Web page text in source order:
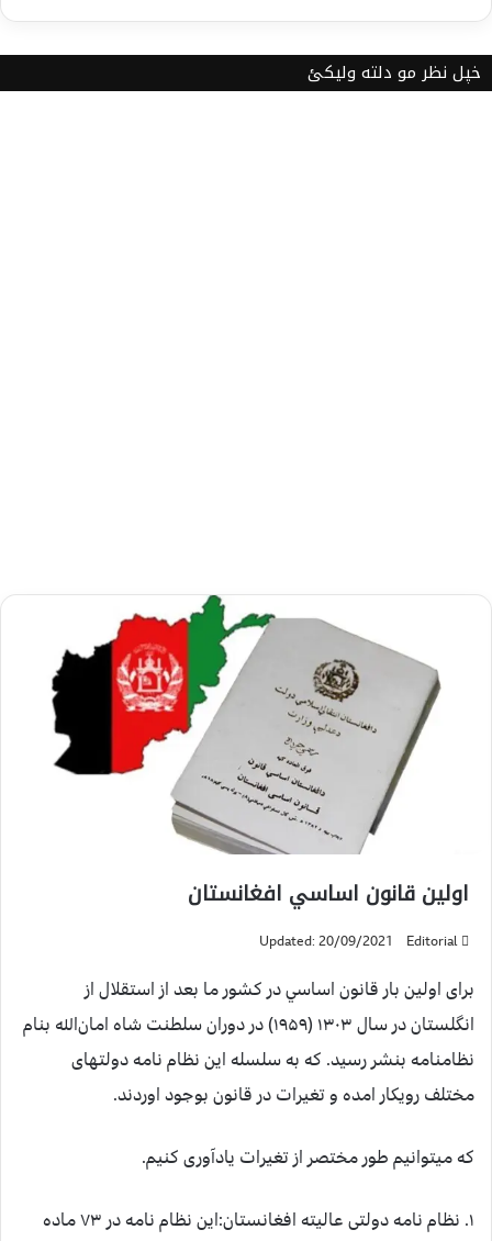
خپل نظر مو دلته ولیکئ
اولين قانون اساسي افغانستان
Editorial
Updated: 20/09/2021
برای اولين بار قانون اساسي در كشور ما بعد از استقلال از
انگلستان در سال ۱۳۰۳ (۱۹۵۹) در دوران سلطنت شاه امان‌الله بنام
نظامنامه بنشر رسید. که به سلسله این نظام نامه دولت‏های
مختلف رویکار امده و تغیرات در قانون بوجود اوردند.
که می‏توانیم طور مختصر از تغیرات یادآوری کنیم.
۱. نظام نامه دولتی عالیته افغانستان:این نظام نامه در ۷۳ ماده